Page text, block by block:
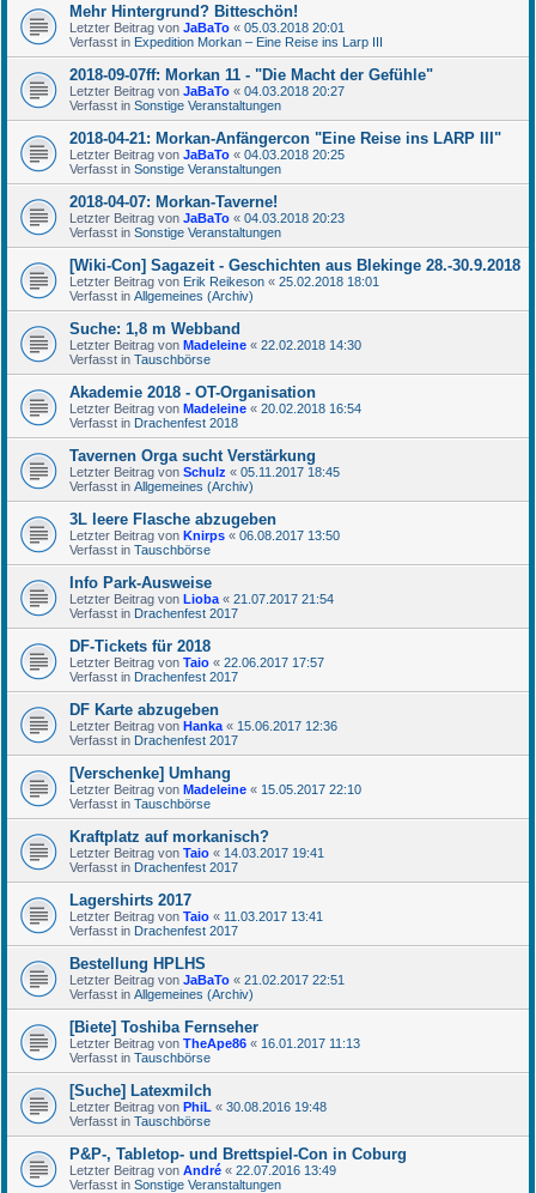
Mehr Hintergrund? Bitteschön!
Letzter Beitrag von JaBaTo « 05.03.2018 20:01
Verfasst in Expedition Morkan – Eine Reise ins Larp III
2018-09-07ff: Morkan 11 - "Die Macht der Gefühle"
Letzter Beitrag von JaBaTo « 04.03.2018 20:27
Verfasst in Sonstige Veranstaltungen
2018-04-21: Morkan-Anfängercon "Eine Reise ins LARP III"
Letzter Beitrag von JaBaTo « 04.03.2018 20:25
Verfasst in Sonstige Veranstaltungen
2018-04-07: Morkan-Taverne!
Letzter Beitrag von JaBaTo « 04.03.2018 20:23
Verfasst in Sonstige Veranstaltungen
[Wiki-Con] Sagazeit - Geschichten aus Blekinge 28.-30.9.2018
Letzter Beitrag von Erik Reikeson « 25.02.2018 18:01
Verfasst in Allgemeines (Archiv)
Suche: 1,8 m Webband
Letzter Beitrag von Madeleine « 22.02.2018 14:30
Verfasst in Tauschbörse
Akademie 2018 - OT-Organisation
Letzter Beitrag von Madeleine « 20.02.2018 16:54
Verfasst in Drachenfest 2018
Tavernen Orga sucht Verstärkung
Letzter Beitrag von Schulz « 05.11.2017 18:45
Verfasst in Allgemeines (Archiv)
3L leere Flasche abzugeben
Letzter Beitrag von Knirps « 06.08.2017 13:50
Verfasst in Tauschbörse
Info Park-Ausweise
Letzter Beitrag von Lioba « 21.07.2017 21:54
Verfasst in Drachenfest 2017
DF-Tickets für 2018
Letzter Beitrag von Taio « 22.06.2017 17:57
Verfasst in Drachenfest 2017
DF Karte abzugeben
Letzter Beitrag von Hanka « 15.06.2017 12:36
Verfasst in Drachenfest 2017
[Verschenke] Umhang
Letzter Beitrag von Madeleine « 15.05.2017 22:10
Verfasst in Tauschbörse
Kraftplatz auf morkanisch?
Letzter Beitrag von Taio « 14.03.2017 19:41
Verfasst in Drachenfest 2017
Lagershirts 2017
Letzter Beitrag von Taio « 11.03.2017 13:41
Verfasst in Drachenfest 2017
Bestellung HPLHS
Letzter Beitrag von JaBaTo « 21.02.2017 22:51
Verfasst in Allgemeines (Archiv)
[Biete] Toshiba Fernseher
Letzter Beitrag von TheApe86 « 16.01.2017 11:13
Verfasst in Tauschbörse
[Suche] Latexmilch
Letzter Beitrag von PhiL « 30.08.2016 19:48
Verfasst in Tauschbörse
P&P-, Tabletop- und Brettspiel-Con in Coburg
Letzter Beitrag von André « 22.07.2016 13:49
Verfasst in Sonstige Veranstaltungen